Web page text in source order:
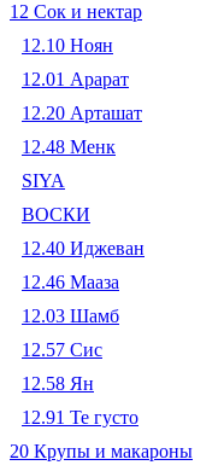
12 Сок и нектар
12.10 Ноян
12.01 Арарат
12.20 Арташат
12.48 Менк
SIYA
ВОСКИ
12.40 Иджеван
12.46 Мааза
12.03 Шамб
12.57 Сис
12.58 Ян
12.91 Те густо
20 Крупы и макароны